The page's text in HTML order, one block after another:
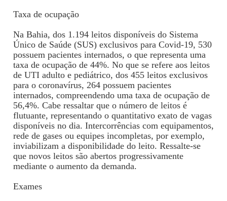
Taxa de ocupação
Na Bahia, dos 1.194 leitos disponíveis do Sistema
Único de Saúde (SUS) exclusivos para Covid-19, 530
possuem pacientes internados, o que representa uma
taxa de ocupação de 44%. No que se refere aos leitos
de UTI adulto e pediátrico, dos 455 leitos exclusivos
para o coronavírus, 264 possuem pacientes
internados, compreendendo uma taxa de ocupação de
56,4%. Cabe ressaltar que o número de leitos é
flutuante, representando o quantitativo exato de vagas
disponíveis no dia. Intercorrências com equipamentos,
rede de gases ou equipes incompletas, por exemplo,
inviabilizam a disponibilidade do leito. Ressalte-se
que novos leitos são abertos progressivamente
mediante o aumento da demanda.
Exames